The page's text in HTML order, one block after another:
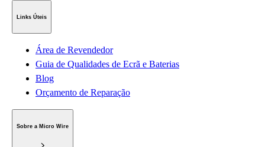
Links Úteis
Área de Revendedor
Guia de Qualidades de Ecrã e Baterias
Blog
Orçamento de Reparação
Sobre a Micro Wire